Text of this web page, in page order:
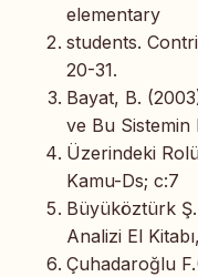
elementary
students.
20-31.
Bayat, B.
ve Bu Sistemin
Üzerindeki
Kamu-Ds; c:7
Büyüköztürk
Analizi El
Çuhadaroğlu